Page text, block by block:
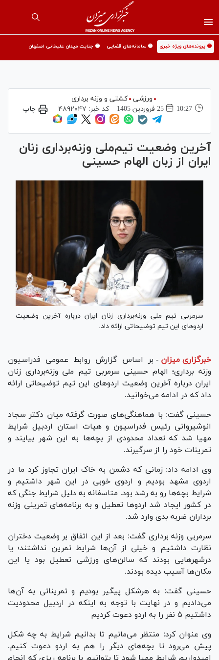
🟡 پرونده‌های ویژه خبری 🟡 سامانه‌های قضایی 🟡 جنایت میدان علیخانی اصفهان
ورزشی
کشتی و وزنه برداری
10:27
25 فروردين 1405 کد خبر: ۴۸۹۲۰۴۷ چاپ
آخرین وضعیت تیم‌ملی وزنه‌برداری زنان
ایران از زبان الهام حسینی
سرمربی تیم ملی وزنه‌برداری زنان ایران درباره آخرین وضعیت
اردو‌های این تیم توضیحاتی ارائه داد.
خبرگزاری میزان - بر اساس گزارش روابط عمومی فدراسیون
وزنه برداری؛ الهام حسینی سرمربی تیم ملی وزنه‌برداری زنان
ایران درباره آخرین وضعیت اردو‌های این تیم توضیحاتی ارائه
داد که در ادامه می‌خوانید.
حسینی گفت: با هماهنگی‌های صورت گرفته میان دکتر سجاد
انوشیروانی رئیس فدراسیون و هیات استان اردبیل شرایط
مهیا شد که تعداد محدودی از بچه‌ها به این شهر بیایند و
تمرینات خود را از سرگیرند.
وی ادامه داد: زمانی که دشمن به خاک ایران تجاوز کرد ما در
اردوی مشهد بودیم و اردوی خوبی در این شهر داشتیم و
شرایط بچه‌ها رو به رشد بود. متاسفانه به دلیل شرایط جنگی که
در کشور ایجاد شد اردو‌ها تعطیل و به برنامه‌های تمرینی وزنه
برداران ضربه بدی وارد شد.
سرمربی وزنه برداری گفت: بعد از این اتفاق بر وضعیت دختران
نظارت داشتیم و خیلی از آن‌ها شرایط تمرین نداشتند؛ یا
درشهر‌هایی بودند که سالن‌های ورزشی تعطیل بود یا این
مکان‌ها آسیب دیده بودند.
حسینی گفت: به هرشکل پیگیر بودیم و تمریناتی به آن‌ها
می‌دادیم و در نهایت با توجه به اینکه در اردبیل محدودیت
داشتیم ۵ نفر را به اردو دعوت کردیم
وی عنوان کرد: منتظر می‌مانیم تا بدانیم شرایط به چه شکل
پیش می‌رود تا بچه‌های دیگر را هم به اردو دعوت کنیم.
امیدواریم شرایط مهیا شود تا بتوانیم با برنامه ریزی که انجام